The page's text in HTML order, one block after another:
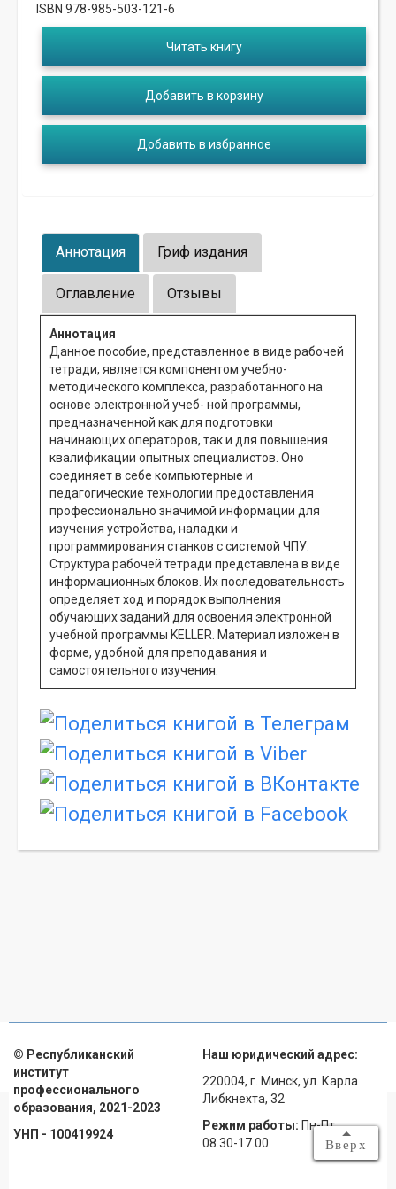
ISBN 978-985-503-121-6
Читать книгу
Добавить в корзину
Добавить в избранное
Аннотация Гриф издания
Оглавление Отзывы
Аннотация
Данное пособие, представленное в виде рабочей
тетради, является компонентом учебно-
методического комплекса, разработанного на
основе электронной учеб- ной программы,
предназначенной как для подготовки
начинающих операторов, так и для повышения
квалификации опытных специалистов. Оно
соединяет в себе компьютерные и
педагогические технологии предоставления
профессионально значимой информации для
изучения устройства, наладки и
программирования станков с системой ЧПУ.
Структура рабочей тетради представлена в виде
информационных блоков. Их последовательность
определяет ход и порядок выполнения
обучающих заданий для освоения электронной
учебной программы KELLER. Материал изложен в
форме, удобной для преподавания и
самостоятельного изучения.
Вверх
© Республиканский
институт
профессионального
образования, 2021-2023
УНП - 100419924
Наш юридический адрес:
220004, г. Минск, ул. Карла
Либкнехта, 32
Режим работы: Пн-Пт
08.30-17.00